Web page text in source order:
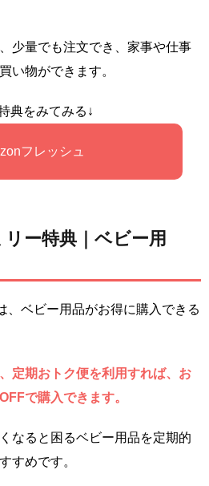
少量でも注文でき、家事や仕事
い物ができます。
典をみてみる↓
フレッシュ
ー特典｜ベビー用
、ベビー用品がお得に購入できる
定期おトク便を利用すれば、お
で購入できます。
なると困るベビー用品を定期的
すめです。